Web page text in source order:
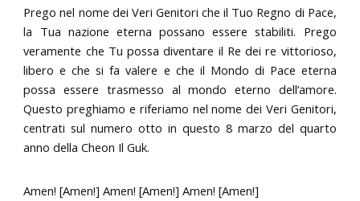
Prego nel nome dei Veri Genitori che il Tuo Regno di Pace,
la Tua nazione eterna possano essere stabiliti. Prego
veramente che Tu possa diventare il Re dei re vittorioso,
libero e che si fa valere e che il Mondo di Pace eterna
possa essere trasmesso al mondo eterno dell’amore.
Questo preghiamo e riferiamo nel nome dei Veri Genitori,
centrati sul numero otto in questo 8 marzo del quarto
anno della Cheon Il Guk.
Amen! [Amen!] Amen! [Amen!] Amen! [Amen!]